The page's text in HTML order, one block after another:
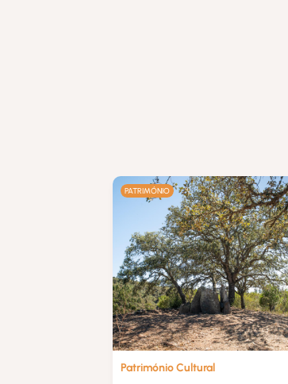
PATRIMÓNIO
Património Cultural